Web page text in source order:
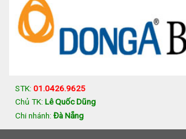
STK: 01.0426.9625
Chủ TK: Lê Quốc Dũng
Chi nhánh: Đà Nẵng